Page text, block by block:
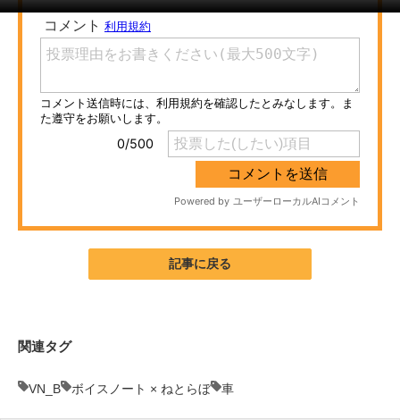
注目記事を集めた総合ページ
ITの今と未来を見通す
スマホと通信の最新トレンド
進化するPCとデバイスの未来
AI活用のいまが分かる
記事に戻る
関連タグ
VN_B ボイスノート × ねとらぼ 車